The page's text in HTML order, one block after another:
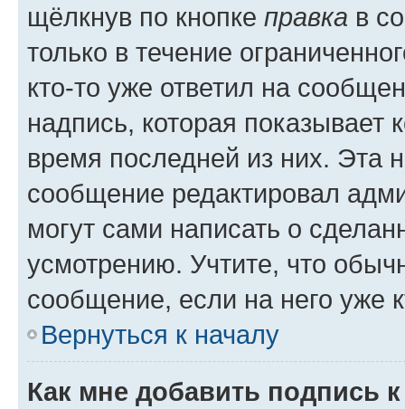
щёлкнув по кнопке правка в
только в течение
кто-то уже ответил на
надпись, которая показывает
время последней из них. Эта
сообщение редактировал
могут сами написать о
усмотрению. Учтите, что
сообщение, если на него уже
Вернуться к началу
Как мне добавить подпись